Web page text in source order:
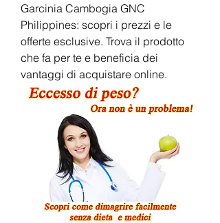
Garcinia Cambogia GNC
Philippines: scopri i prezzi e le
offerte esclusive. Trova il prodotto
che fa per te e beneficia dei
vantaggi di acquistare online.